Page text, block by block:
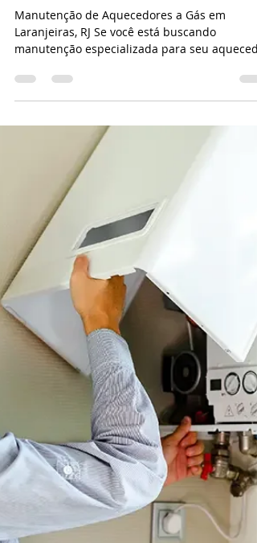
30 de jan. de 2025
1 min de leitura
INSTALAÇÃO CONSERTO DE
AQUECEDOR E FOGÃO EM
LARANJEIRAS
Manutenção de Aquecedores a Gás em
Laranjeiras, RJ Se você está buscando
manutenção especializada para seu
a gás em...